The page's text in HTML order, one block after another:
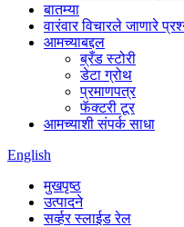
बातम्या
वारंवार विचारले जाणारे
आमच्याबद्दल
ब्रँड स्टोरी
डेटा ग्रोथ
प्रमाणपत्र
फॅक्टरी टूर
आमच्याशी संपर्क साधा
English
मुखपृष्ठ
उत्पादने
सर्व्हर स्लाईड रेल